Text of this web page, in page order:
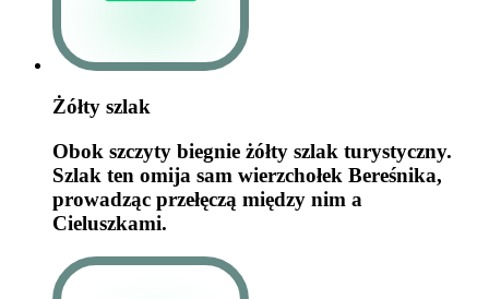
Żółty szlak
Obok szczyty biegnie żółty szlak turystyczny.
Szlak ten omija sam wierzchołek Bereśnika,
prowadząc przełęczą między nim a
Cieluszkami.